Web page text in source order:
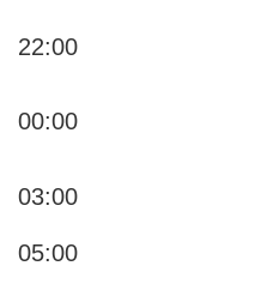
22:00
00:00
03:00
05:00